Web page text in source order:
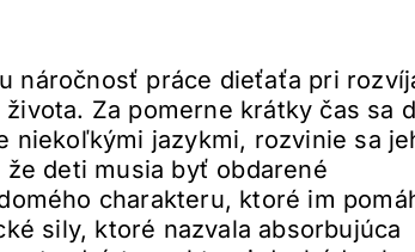
náročnosť práce dieťaťa pri
Za pomerne krátky čas sa
niekoľkými jazykmi, rozvinie sa
deti musia byť obdarené
charakteru, ktoré im
sily, ktoré nazvala absorbujúca